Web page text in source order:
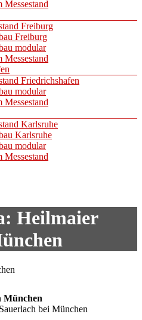
Messestand
Freiburg
Freiburg
modular
Messestand
Friedrichshafen
modular
Messestand
Karlsruhe
Karlsruhe
modular
Messestand
Heilmaier
München
bei München